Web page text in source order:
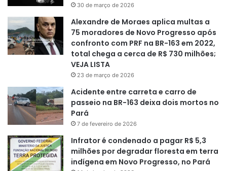
30 de março de 2026
Alexandre de Moraes aplica multas a
75 moradores de Novo Progresso após
confronto com PRF na BR-163 em 2022,
total chega a cerca de R$ 730 milhões;
VEJA LISTA
23 de março de 2026
Acidente entre carreta e carro de
passeio na BR-163 deixa dois mortos no
Pará
7 de fevereiro de 2026
Infrator é condenado a pagar R$ 5,3
milhões por degradar floresta em terra
indígena em Novo Progresso, no Pará